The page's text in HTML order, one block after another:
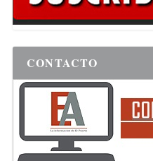
CONTACTO